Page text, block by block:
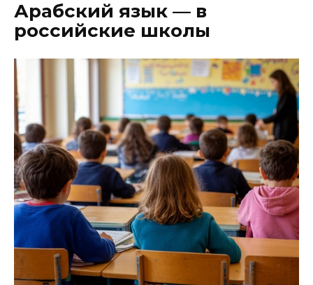
Арабский язык — в
российские школы